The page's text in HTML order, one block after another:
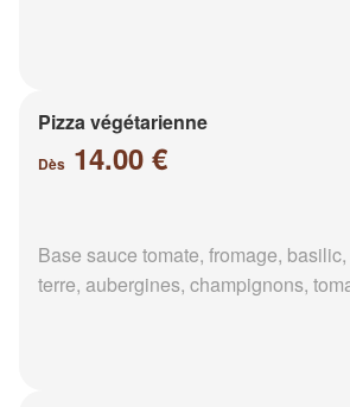
Pizza végétarienne
Dès 14.00 €
Base sauce tomate, fromage,
terre, aubergines, champignons,